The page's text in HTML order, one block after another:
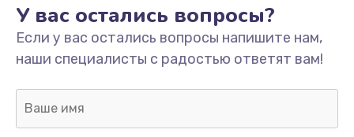
У вас остались вопросы?
Если у вас остались вопросы напишите нам,
наши специалисты с радостью ответят вам!